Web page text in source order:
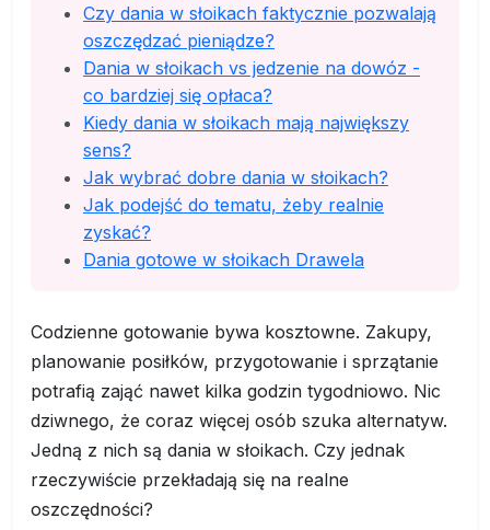
Czy dania w słoikach faktycznie pozwalają
oszczędzać pieniądze?
Dania w słoikach vs jedzenie na dowóz -
co bardziej się opłaca?
Kiedy dania w słoikach mają największy
sens?
Jak wybrać dobre dania w słoikach?
Jak podejść do tematu, żeby realnie
zyskać?
Dania gotowe w słoikach Drawela
Codzienne gotowanie bywa kosztowne. Zakupy,
planowanie posiłków, przygotowanie i sprzątanie
potrafią zająć nawet kilka godzin tygodniowo. Nic
dziwnego, że coraz więcej osób szuka alternatyw.
Jedną z nich są dania w słoikach. Czy jednak
rzeczywiście przekładają się na realne
oszczędności?